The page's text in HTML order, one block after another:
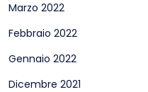
Marzo 2022
Febbraio 2022
Gennaio 2022
Dicembre 2021